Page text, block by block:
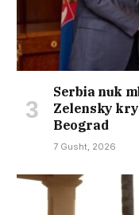
Serbia nuk
Zelensky
Beograd
7 Gusht, 2026